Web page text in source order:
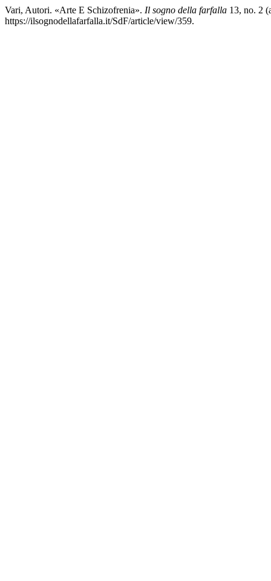
Vari, Autori. «Arte E Schizofrenia». Il sogno della farfalla 13, no. 2
https://ilsognodellafarfalla.it/SdF/article/view/359.